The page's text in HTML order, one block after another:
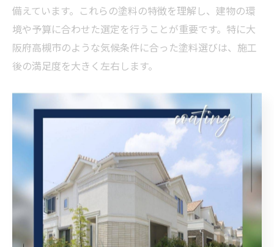
備えています。これらの塗料の特徴を理解し、建物の環
境や予算に合わせた選定を行うことが重要です。特に大
阪府高槻市のような気候条件に合った塗料選びは、施工
後の満足度を大きく左右します。
耐久性を左右する環境要因を考慮
外壁塗装の耐久性を左右する要因として、気候や立地条
件が挙げられます。大阪府高槻市は四季の変化が顕著
で、夏の高温多湿や冬の厳しい寒さにさらされるため、
それに対応した塗料選びが必要です。また、風の影響を
受けやすい場所では、塗膜の強度が重要です。このよう
な環境要因を踏まえて、適切な施工法を選ぶことが、長
期間にわたる建物の保護につながります。業者はこれら